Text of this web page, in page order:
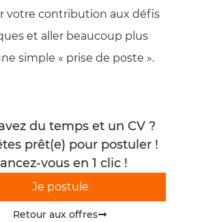
votre contribution aux défis
et aller beaucoup plus
simple « prise de poste ».
du temps et un CV ?
prêt(e) pour postuler !
vous en 1 clic !
Je postule
Retour aux offres